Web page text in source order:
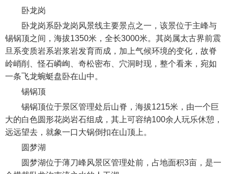
卧龙岗
卧龙岗系卧龙岗风景线主要景点之一，该景位于主峰与
锡锅顶之间，海拔1350米，全长3000米。其岗属太古界前震
旦系变质岩系岩浆岩发育而成，加上气候环境的变化，故脊
岭峭削、怪石嶙峋、奇松密布、穴洞时现，整个看来，宛如
一条飞龙蜿蜓盘卧在山中。
锡锅顶
锡锅顶位于景区管理处后山脊，海拔1215米，由一个巨
大的白色圆形花岗岩石组成，其上可容纳100余人玩乐休憩，
远远望去，就象一口大锅倒扣在山顶上。
圆梦湖
圆梦湖位于薄刀峰风景区管理处前，占地面积3亩，是一